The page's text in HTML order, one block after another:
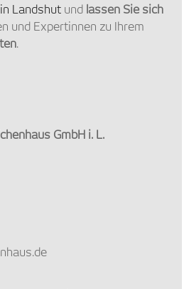
Landshut und
lassen Sie sich
und Expertinnen zu Ihrem
.
GmbH i. L.